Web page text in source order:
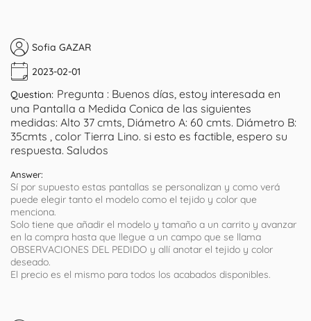
Sofia GAZAR
2023-02-01
Question: Pregunta : Buenos días, estoy interesada en
una Pantalla a Medida Conica de las siguientes
medidas: Alto 37 cmts, Diámetro A: 60 cmts. Diámetro B:
35cmts , color Tierra Lino. si esto es factible, espero su
respuesta. Saludos
Answer:
Sí por supuesto estas pantallas se personalizan y como verá
puede elegir tanto el modelo como el tejido y color que
menciona.
Solo tiene que añadir el modelo y tamaño a un carrito y avanzar
en la compra hasta que llegue a un campo que se llama
OBSERVACIONES DEL PEDIDO y allí anotar el tejido y color
deseado.
El precio es el mismo para todos los acabados disponibles.